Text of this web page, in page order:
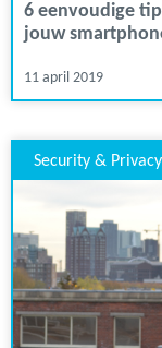
6 eenvoudige
jouw
11 april 2019
Security & Privacy